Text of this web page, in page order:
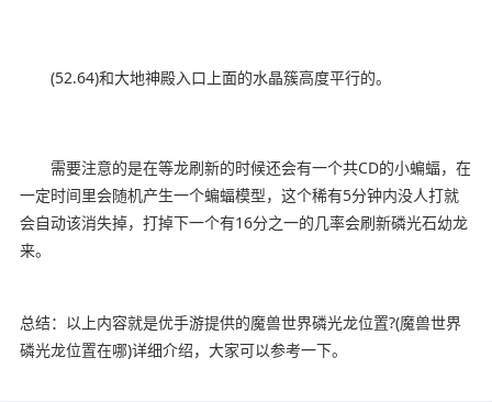
(52.64)和大地神殿入口上面的水晶簇高度平行的。
需要注意的是在等龙刷新的时候还会有一个共CD的小蝙蝠，在
一定时间里会随机产生一个蝙蝠模型，这个稀有5分钟内没人打就
会自动该消失掉，打掉下一个有16分之一的几率会刷新磷光石幼龙
来。
总结：以上内容就是优手游提供的魔兽世界磷光龙位置?(魔兽世界
磷光龙位置在哪)详细介绍，大家可以参考一下。